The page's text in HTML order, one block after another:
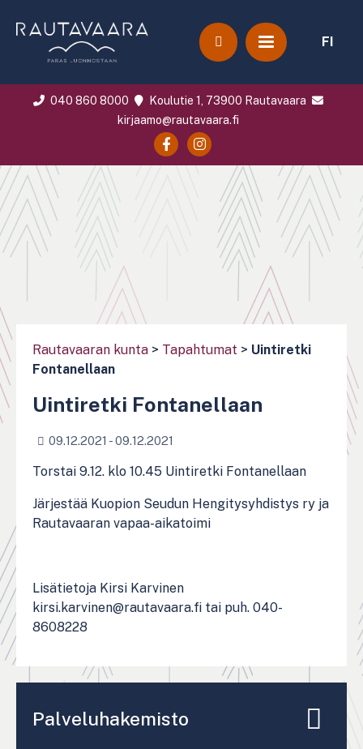
FI
040 860 8000
Koulutie 1, 73900 Rautavaara
kirjaamo@rautavaara.fi
Rautavaaran kunta > Tapahtumat > Uintiretki
Fontanellaan
Uintiretki Fontanellaan
09.12.2021 - 09.12.2021
Torstai 9.12. klo 10.45 Uintiretki Fontanellaan
Järjestää Kuopion Seudun Hengitysyhdistys ry ja
Rautavaaran vapaa-aikatoimi
Lisätietoja Kirsi Karvinen
kirsi.karvinen@rautavaara.fi tai puh. 040-
8608228
Palveluhakemisto